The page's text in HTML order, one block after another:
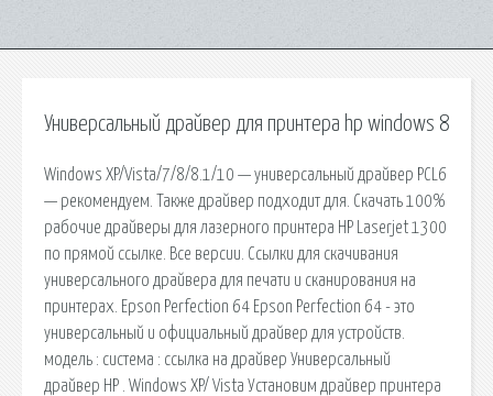
Универсальный драйвер для принтера hp windows 8
Windows XP/Vista/7/8/8.1/10 — универсальный драйвер PCL6
— рекомендуем. Также драйвер подходит для. Скачать 100%
рабочие драйверы для лазерного принтера HP Laserjet 1300
по прямой ссылке. Все версии. Ссылки для скачивания
универсального драйвера для печати и сканирования на
принтерах. Epson Perfection 64 Epson Perfection 64 - это
универсальный и официальный драйвер для устройств.
модель : система : ссылка на драйвер Универсальный
драйвер HP . Windows XP/ Vista Установим драйвер принтера